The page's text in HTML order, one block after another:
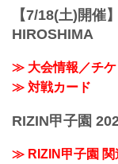
【7/18(土)開催
HIROSHIMA
≫ 大会情報／チケ
≫ 対戦カード
RIZIN甲子園
≫ RIZIN甲子園 関